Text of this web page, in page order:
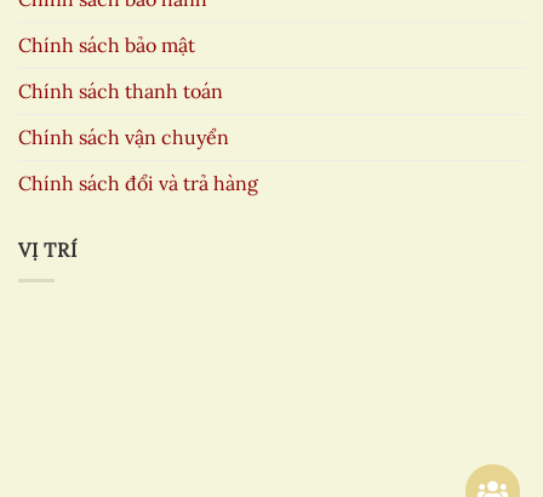
Chính sách bảo mật
Chính sách thanh toán
Chính sách vận chuyển
Chính sách đổi và trả hàng
VỊ TRÍ